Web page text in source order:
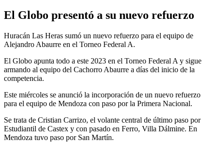
El Globo presentó a su nuevo refuerzo
Huracán Las Heras sumó un nuevo refuerzo para el equipo de
Alejandro Abaurre en el Torneo Federal A.
El Globo apunta todo a este 2023 en el Torneo Federal A y sigue
armando al equipo del Cachorro Abaurre a días del inicio de la
competencia.
Este miércoles se anunció la incorporación de un nuevo refuerzo
para el equipo de Mendoza con paso por la Primera Nacional.
Se trata de Cristian Carrizo, el volante central de último paso por
Estudiantil de Castex y con pasado en Ferro, Villa Dálmine. En
Mendoza tuvo paso por San Martín.